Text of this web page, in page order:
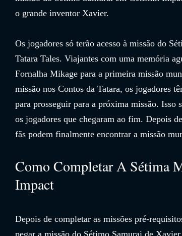
o grande inventor Xavier.
Os jogadores só terão acesso à missão do
Tatara Tales. Viajantes com uma memória
Fornalha Mikage para a primeira missão
missão nos Contos da Tatara, os jogadores
para prosseguir para a próxima missão.
os jogadores que chegaram ao fim. Depois
fãs podem finalmente encontrar a missão
Como Completar A Sétima
Impact
Depois de completar as missões pré-
pegar a missão do Sétimo Samurai de